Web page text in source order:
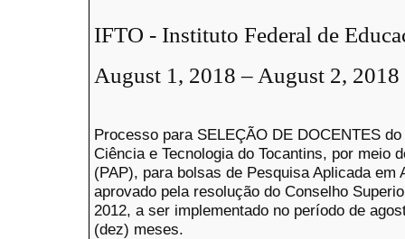
IFTO - Instituto Federal de
August 1, 2018 – August 2, 2018
Processo para SELEÇÃO DE DOCENTES
Ciência e Tecnologia do Tocantins, por meio
(PAP), para bolsas de Pesquisa Aplicada
aprovado pela resolução do Conselho
2012, a ser implementado no período de
(dez) meses.